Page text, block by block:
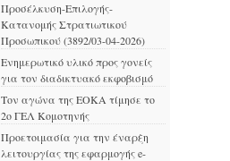
Προσέλκυση-Επιλογής-
Κατανομής Στρατιωτικού
Προσωπικού (3892/03-04-2026)
Ενημερωτικό υλικό προς γονείς
για τον διαδικτυακό εκφοβισμό
Τον αγώνα της ΕΟΚΑ τίμησε το
2ο ΓΕΛ Κομοτηνής
Προετοιμασία για την έναρξη
λειτουργίας της εφαρμογής e-